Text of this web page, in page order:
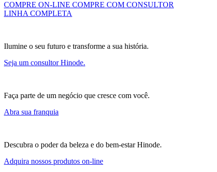
COMPRE ON-LINE COMPRE COM CONSULTOR
LINHA COMPLETA
Ilumine o seu futuro e transforme a sua história.
Seja um consultor Hinode.
Faça parte de um negócio que cresce com você.
Abra sua franquia
Descubra o poder da beleza e do bem-estar Hinode.
Adquira nossos produtos on-line